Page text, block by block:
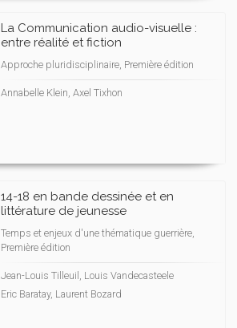
La Communication audio-visuelle :
entre réalité et fiction
Approche pluridisciplinaire, Première édition
Annabelle Klein, Axel Tixhon
14-18 en bande dessinée et en
littérature de jeunesse
Temps et enjeux d'une thématique guerrière,
Première édition
Jean-Louis Tilleuil, Louis Vandecasteele
Eric Baratay, Laurent Bozard